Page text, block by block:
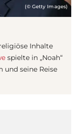
(© Getty Images)
Inhalte
spielte in „Noah“
und seine Reise